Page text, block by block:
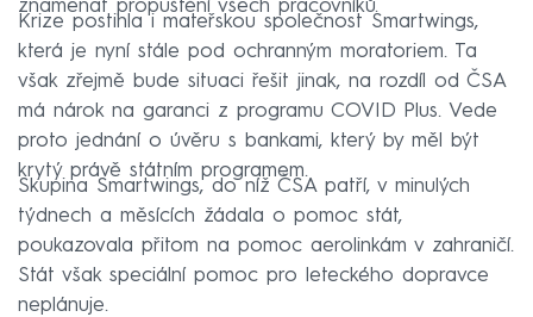
znamenat propuštění všech pracovníků.
Krize postihla i mateřskou společnost Smartwings,
která je nyní stále pod ochranným moratoriem. Ta
však zřejmě bude situaci řešit jinak, na rozdíl od ČSA
má nárok na garanci z programu COVID Plus. Vede
proto jednání o úvěru s bankami, který by měl být
krytý právě státním programem.
Skupina Smartwings, do níž ČSA patří, v minulých
týdnech a měsících žádala o pomoc stát,
poukazovala přitom na pomoc aerolinkám v zahraničí.
Stát však speciální pomoc pro leteckého dopravce
neplánuje.